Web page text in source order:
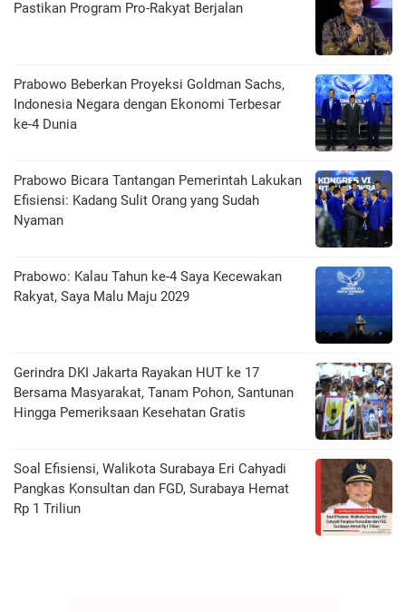
Pastikan Program Pro-Rakyat Berjalan
Prabowo Beberkan Proyeksi Goldman Sachs,
Indonesia Negara dengan Ekonomi Terbesar
ke-4 Dunia
Prabowo Bicara Tantangan Pemerintah Lakukan
Efisiensi: Kadang Sulit Orang yang Sudah
Nyaman
Prabowo: Kalau Tahun ke-4 Saya Kecewakan
Rakyat, Saya Malu Maju 2029
Gerindra DKI Jakarta Rayakan HUT ke 17
Bersama Masyarakat, Tanam Pohon, Santunan
Hingga Pemeriksaan Kesehatan Gratis
Soal Efisiensi, Walikota Surabaya Eri Cahyadi
Pangkas Konsultan dan FGD, Surabaya Hemat
Rp 1 Triliun